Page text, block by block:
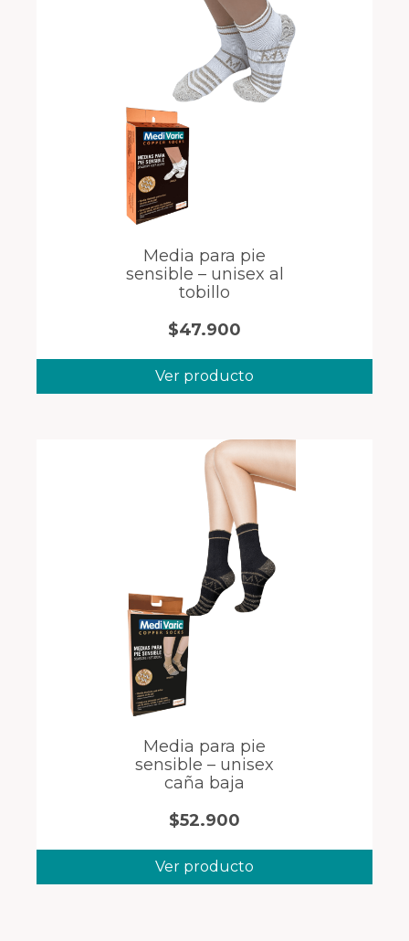
Media para pie
sensible – unisex al
tobillo
$47.900
Ver producto
Media para pie
sensible – unisex
caña baja
$52.900
Ver producto